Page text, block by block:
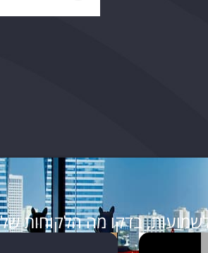
בדקו מה הלקוחות